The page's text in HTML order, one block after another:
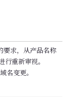
求，从产品名称
重新审视。
名变更。